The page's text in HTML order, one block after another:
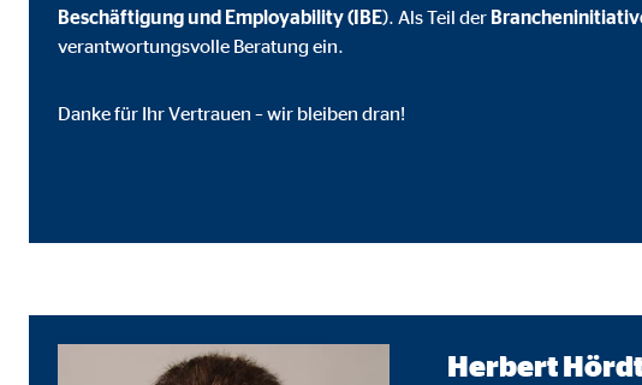
Beschäftigung und Employability (IBE). Als Teil der
verantwortungsvolle Beratung ein.
Danke für Ihr Vertrauen – wir bleiben dran!
Herbert
Anbieter: Adform A/S
Cookie Laufzeit:
Inhalte von Video- und Kartenplattformen werden beim Besuch
Google Maps | Empfänger: OVB, Google Ireland Ltd.